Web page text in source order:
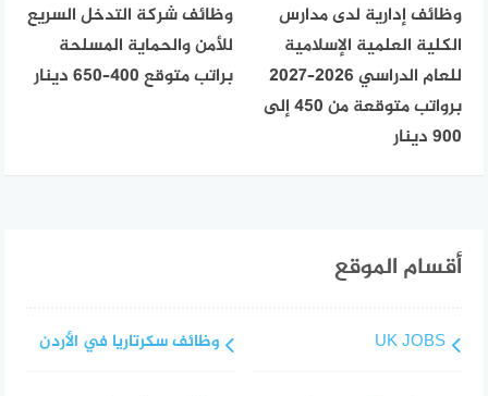
وظائف إدارية لدى مدارس
الكلية العلمية الإسلامية
للعام الدراسي 2026–2027
برواتب متوقعة من 450 إلى
900 دينار
وظائف شركة التدخل السريع
للأمن والحماية المسلحة
براتب متوقع 400–650 دينار
أقسام الموقع
UK JOBS وظائف سكرتاريا في الأردن